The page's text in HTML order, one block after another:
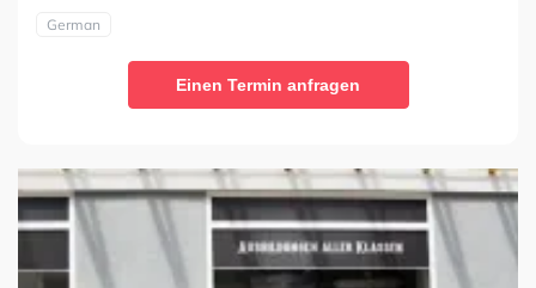
German
Einen Termin anfragen